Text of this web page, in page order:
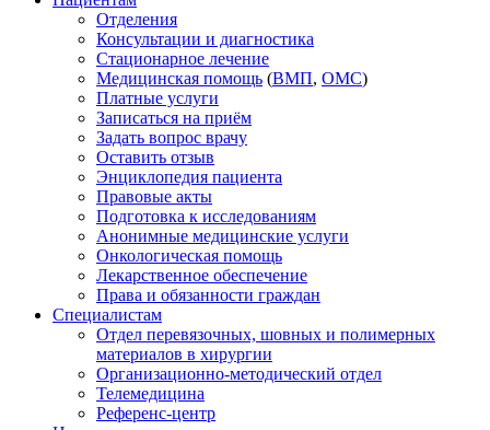
Отделения
Консультации и диагностика
Стационарное лечение
Медицинская помощь (ВМП, ОМС)
Платные услуги
Записаться на приём
Задать вопрос врачу
Оставить отзыв
Энциклопедия пациента
Правовые акты
Подготовка к исследованиям
Анонимные медицинские услуги
Онкологическая помощь
Лекарственное обеспечение
Права и обязанности граждан
Специалистам
Отдел перевязочных, шовных и полимерных
материалов в хирургии
Организационно-методический отдел
Телемедицина
Референс-центр